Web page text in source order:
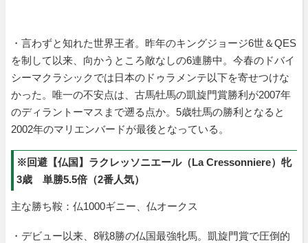
・言わずと知れた世界王者。昨年のキングジョージ6世＆QES
を制して以来、向かうところ敵なしの6連勝中。今春のドバイ
シーマクラシックでは日本のドゥラメンテ以下を寄せつけな
かった。唯一の不安点は、古馬牡馬の凱旋門賞勝利が2007年
のディラントーマスまで遡る点か。5歳牡馬の勝利となると
2002年のマリエンバードが最後となっている。
※回避【仏国】ラクレッソニエール（La Cressonniere）牝
3歳 単勝5.5倍（2番人気）
主な勝ち鞍：仏1000ギニー、仏オークス
・デビュー以来、8戦8勝の仏国最強牝馬。凱旋門賞で圧倒的